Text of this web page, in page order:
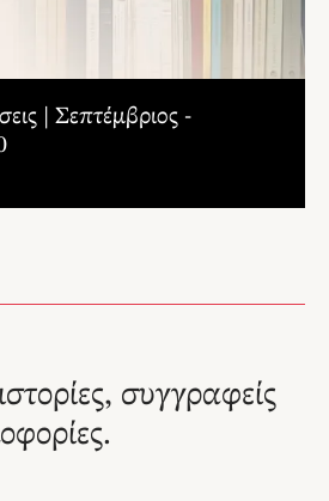
| Σεπτέμβριος -
συγγραφείς